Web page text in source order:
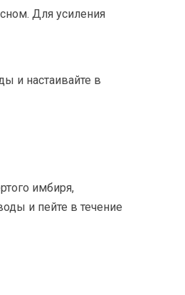
Для усиления
и настаивайте в
имбиря,
и пейте в течение